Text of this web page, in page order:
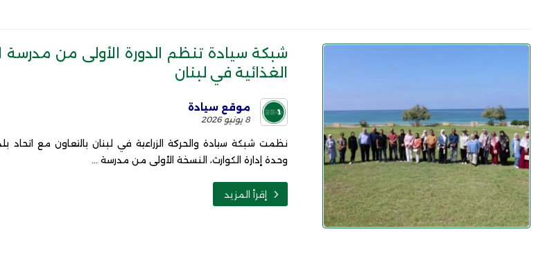
شبكة سيادة تنظم الدورة الأولى من مدرسة
الغذائية في لبنان
موقع سيادة
8 يونيو 2026
نظمت شبكة سيادة والحركة الزراعية في لبنان بالتعاون مع اتحاد
وحدة إدارة الكوارث، النسخة الأولى من مدرسة ...
إقرأ المزيد